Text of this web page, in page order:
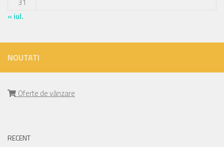
« iul.
NOUTATI
Oferte de vânzare
RECENT